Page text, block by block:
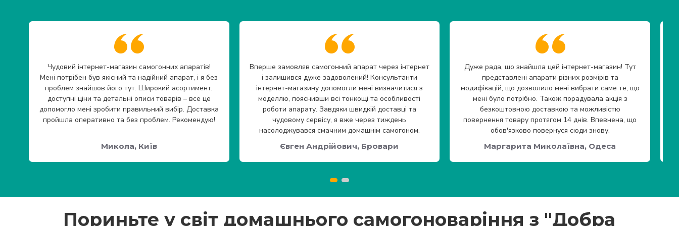
Чудовий інтернет-магазин самогонних апаратів!
Мені потрібен був якісний та надійний апарат, і я без
проблем знайшов його тут. Широкий асортимент,
доступні ціни та детальні описи товарів – все це
допомогло мені зробити правильний вибір. Доставка
пройшла оперативно та без проблем. Рекомендую!
Микола, Київ
Вперше замовляв самогонний апарат через інтернет
і залишився дуже задоволений! Консультанти
інтернет-магазину допомогли мені визначитися з
моделлю, пояснивши всі тонкощі та особливості
роботи апарату. Завдяки швидкій доставці та
чудовому сервісу, я вже через тиждень
насолоджувався смачним домашнім самогоном.
Євген Андрійович, Бровари
Дуже рада, що знайшла цей інтернет-магазин! Тут
представлені апарати різних розмірів та
модифікацій, що дозволило мені вибрати саме те, що
мені було потрібно. Також порадувала акція з
безкоштовною доставкою та можливістю
повернення товару протягом 14 днів. Впевнена, що
обов'язково повернуся сюди знову.
Маргарита Миколаївна, Одеса
Пориньте у світ домашнього самогоноваріння з "Добра